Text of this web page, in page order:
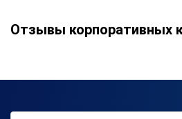
Отзывы корпоративных